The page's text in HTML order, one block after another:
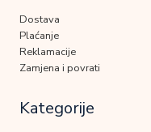
Dostava
Plaćanje
Reklamacije
Zamjena i povrati
Kategorije